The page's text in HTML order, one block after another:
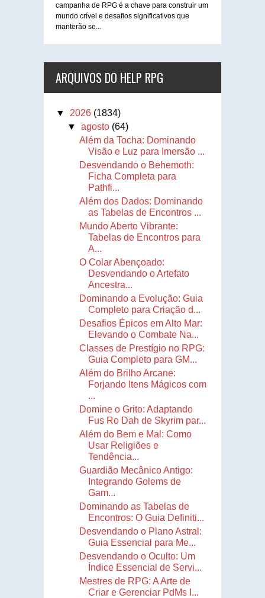
campanha de RPG é a chave para construir um
mundo crível e desafios significativos que
manterão se...
ARQUIVOS DO HELP RPG
▼ 2026 (1834)
▼agosto (64)
Além da Tocha: Dominando
Visão e Luz para Imersão ...
Desvendando o Behemoth:
Ficha Completa para
Pathfi...
Além dos Dados: Dominando
as Tabelas de Encontros ...
Mundo Aberto Vibrante:
Tabelas de Encontros para
A...
O Colar Abençoado:
Desvendando o Artefato
Ancestra...
Dominando a Evolução: Guia
Completo para Criação d...
Desafios Épicos em Alto Mar:
Elevando o Combate Na...
Classes de Prestígio no RPG:
Guia Completo para GM...
Além do Brilho Arcane:
Forjando Itens Mágicos com
...
Domine o Grito: Adaptando
Fus Ro Dah de Skyrim par...
Além do Bem e Mal: Como
Usar Religiões e
Tendência...
Guardião Mecânico Antigo:
Integrando Golems de
Gam...
Dominando as Tabelas de
Encontros: O Guia Definiti...
Desvendando o Plano Astral:
Guia Essencial para Me...
Desvendando o Oculto: Um
Índice Essencial de Servi...
Mestres de RPG: A Arte de
Criar e Gerenciar PdMs I...